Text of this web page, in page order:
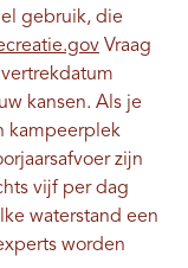
gebruik, die
Vraag
kansen. Als je
kampeerplek
zijn
vijf per dag
waterstand een
worden